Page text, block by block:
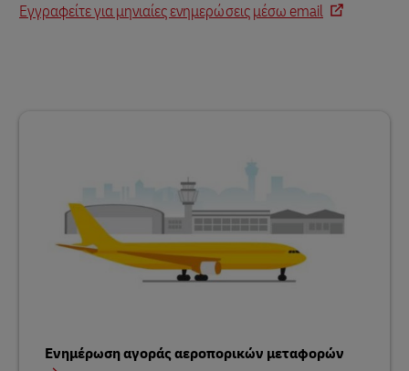
Εγγραφείτε για μηνιαίες ενημερώσεις μέσω email
Ενημέρωση αγοράς αεροπορικών μεταφορών